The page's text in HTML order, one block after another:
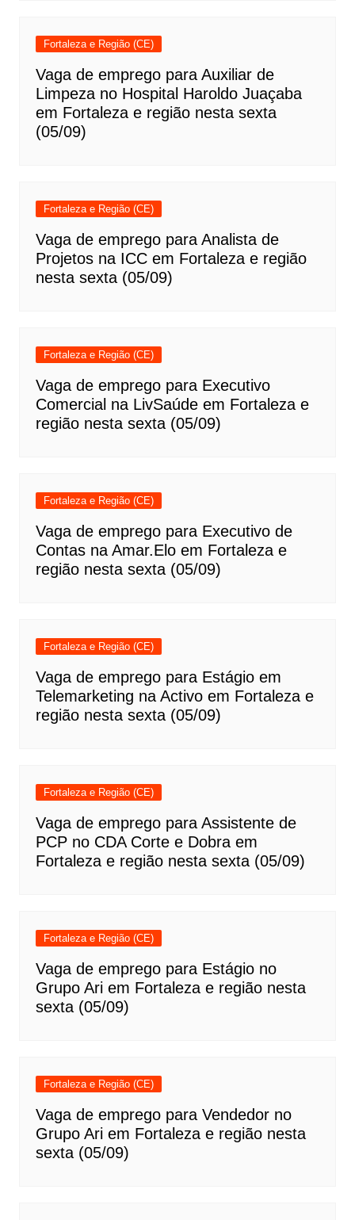
Fortaleza e Região (CE)
Vaga de emprego para Auxiliar de
Limpeza no Hospital Haroldo Juaçaba
em Fortaleza e região nesta sexta
(05/09)
Fortaleza e Região (CE)
Vaga de emprego para Analista de
Projetos na ICC em Fortaleza e região
nesta sexta (05/09)
Fortaleza e Região (CE)
Vaga de emprego para Executivo
Comercial na LivSaúde em Fortaleza e
região nesta sexta (05/09)
Fortaleza e Região (CE)
Vaga de emprego para Executivo de
Contas na Amar.Elo em Fortaleza e
região nesta sexta (05/09)
Fortaleza e Região (CE)
Vaga de emprego para Estágio em
Telemarketing na Activo em Fortaleza e
região nesta sexta (05/09)
Fortaleza e Região (CE)
Vaga de emprego para Assistente de
PCP no CDA Corte e Dobra em
Fortaleza e região nesta sexta (05/09)
Fortaleza e Região (CE)
Vaga de emprego para Estágio no
Grupo Ari em Fortaleza e região nesta
sexta (05/09)
Fortaleza e Região (CE)
Vaga de emprego para Vendedor no
Grupo Ari em Fortaleza e região nesta
sexta (05/09)